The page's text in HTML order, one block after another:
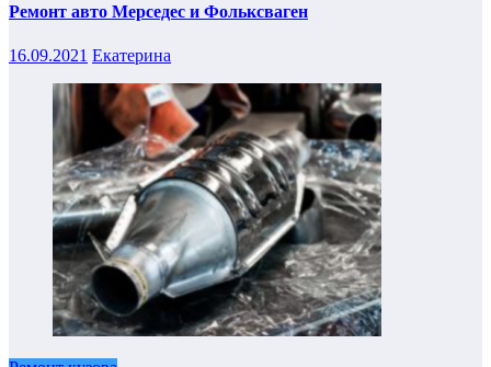
Ремонт авто Мерседес и Фольксваген
16.09.2021 Екатерина